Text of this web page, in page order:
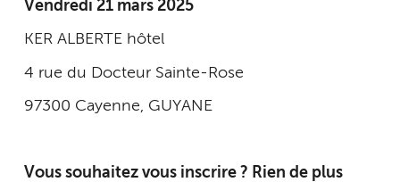
Vendredi 21 mars 2025
KER ALBERTE hôtel
4 rue du Docteur Sainte-Rose
97300 Cayenne, GUYANE
Vous souhaitez vous inscrire ? Rien de plus